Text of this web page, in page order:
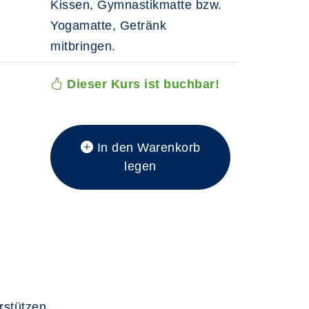
Kissen, Gymnastikmatte bzw.
Yogamatte, Getränk
mitbringen.
Dieser Kurs ist buchbar!
In den Warenkorb
legen